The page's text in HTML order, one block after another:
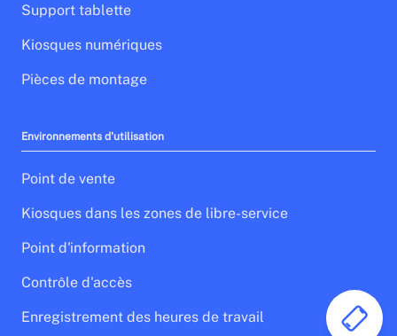
Support tablette
Kiosques numériques
Pièces de montage
Environnements d'utilisation
Point de vente
Kiosques dans les zones de libre-service
Point d'information
Contrôle d'accès
Enregistrement des heures de travail